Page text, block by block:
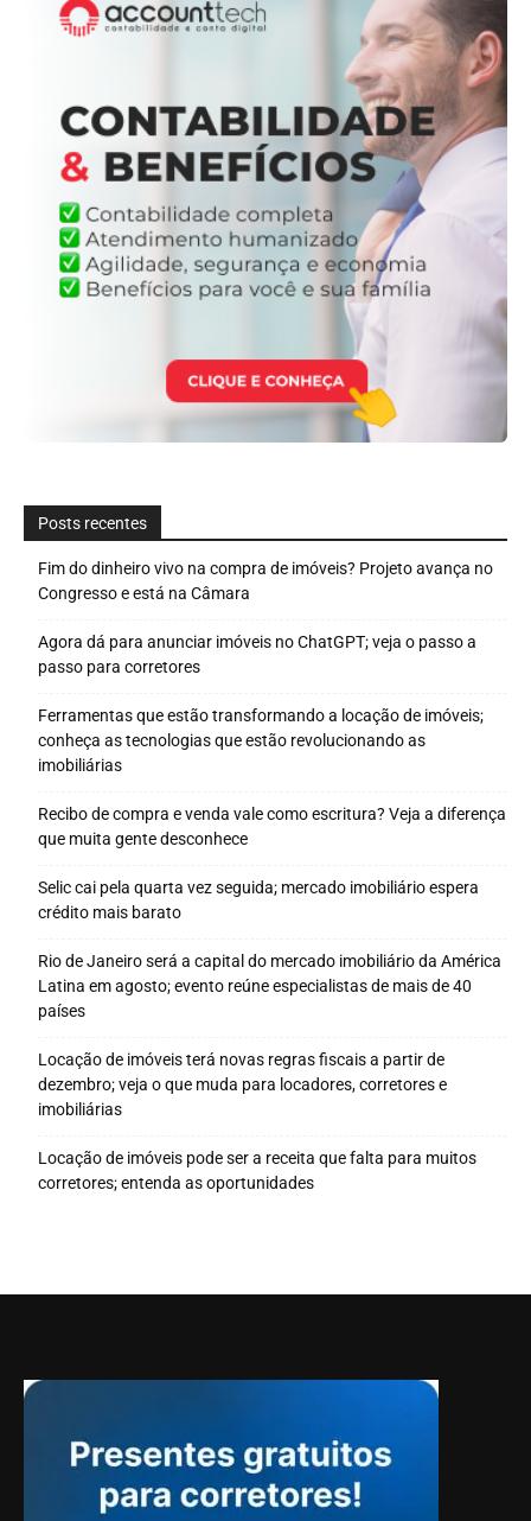
Posts recentes
Fim do dinheiro vivo na compra de imóveis? Projeto avança no
Congresso e está na Câmara
Agora dá para anunciar imóveis no ChatGPT; veja o passo a
passo para corretores
Ferramentas que estão transformando a locação de imóveis;
conheça as tecnologias que estão revolucionando as
imobiliárias
Recibo de compra e venda vale como escritura? Veja a diferença
que muita gente desconhece
Selic cai pela quarta vez seguida; mercado imobiliário espera
crédito mais barato
Rio de Janeiro será a capital do mercado imobiliário da América
Latina em agosto; evento reúne especialistas de mais de 40
países
Locação de imóveis terá novas regras fiscais a partir de
dezembro; veja o que muda para locadores, corretores e
imobiliárias
Locação de imóveis pode ser a receita que falta para muitos
corretores; entenda as oportunidades